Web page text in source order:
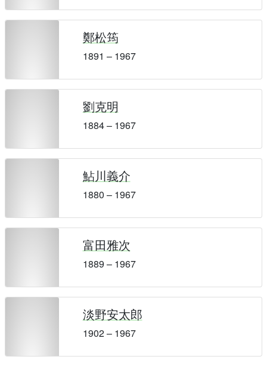
鄭松筠
1891 – 1967
劉克明
1884 – 1967
鮎川義介
1880 – 1967
富田雅次
1889 – 1967
淡野安太郎
1902 – 1967